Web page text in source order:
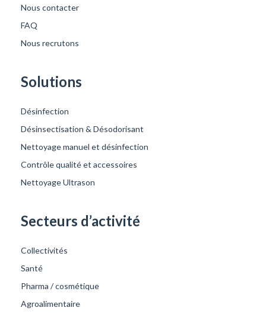
Nous contacter
FAQ
Nous recrutons
Solutions
Désinfection
Désinsectisation & Désodorisant
Nettoyage manuel et désinfection
Contrôle qualité et accessoires
Nettoyage Ultrason
Secteurs d’activité
Collectivités
Santé
Pharma / cosmétique
Agroalimentaire